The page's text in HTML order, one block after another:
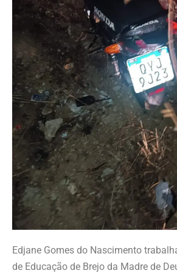
Edjane Gomes do Nascimento
de Educação de Brejo da Madre de